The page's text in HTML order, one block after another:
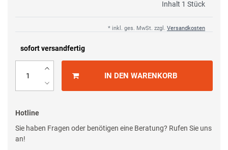
Inhalt 1 Stück
* inkl. ges. MwSt. zzgl. Versandkosten
sofort versandfertig
IN DEN WARENKORB
Hotline
Sie haben Fragen oder benötigen eine Beratung? Rufen Sie uns
an!